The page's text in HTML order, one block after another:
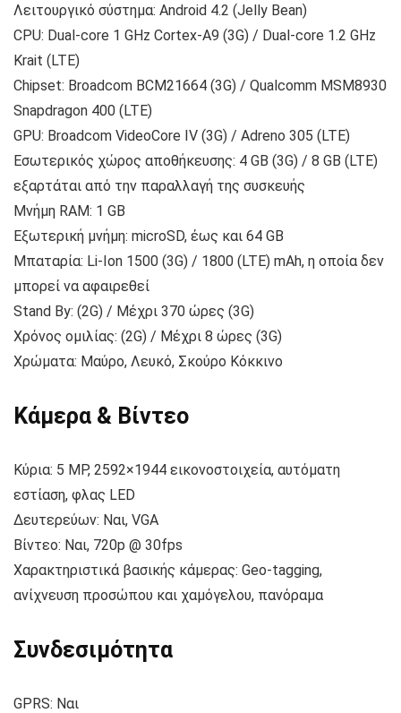
Λειτουργικό σύστημα: Android 4.2 (Jelly Bean)
CPU: Dual-core 1 GHz Cortex-A9 (3G) / Dual-core 1.2 GHz
Krait (LTE)
Chipset: Broadcom BCM21664 (3G) / Qualcomm MSM8930
Snapdragon 400 (LTE)
GPU: Broadcom VideoCore IV (3G) / Adreno 305 (LTE)
Εσωτερικός χώρος αποθήκευσης: 4 GB (3G) / 8 GB (LTE)
εξαρτάται από την παραλλαγή της συσκευής
Μνήμη RAM: 1 GB
Εξωτερική μνήμη: microSD, έως και 64 GB
Μπαταρία: Li-Ion 1500 (3G) / 1800 (LTE) mAh, η οποία δεν
μπορεί να αφαιρεθεί
Stand By: (2G) / Μέχρι 370 ώρες (3G)
Χρόνος ομιλίας: (2G) / Μέχρι 8 ώρες (3G)
Χρώματα: Μαύρο, Λευκό, Σκούρο Κόκκινο
Κάμερα & Βίντεο
Κύρια: 5 MP, 2592×1944 εικονοστοιχεία, αυτόματη
εστίαση, φλας LED
Δευτερεύων: Ναι, VGA
Βίντεο: Ναι, 720p @ 30fps
Χαρακτηριστικά βασικής κάμερας: Geo-tagging,
ανίχνευση προσώπου και χαμόγελου, πανόραμα
Συνδεσιμότητα
GPRS: Ναι